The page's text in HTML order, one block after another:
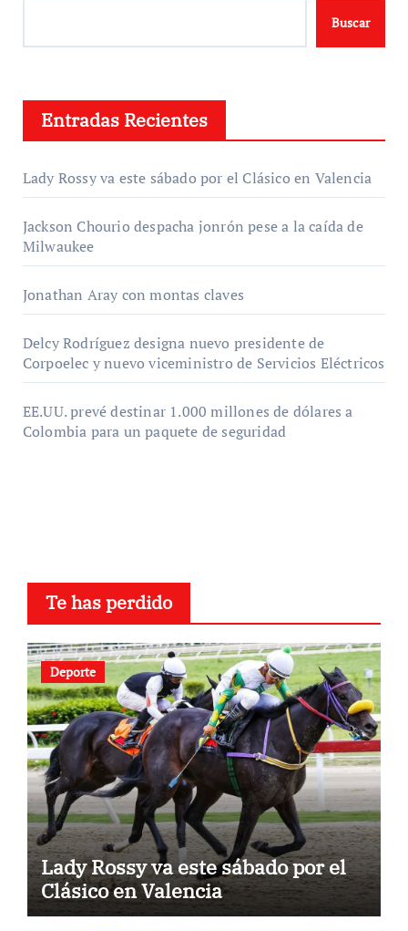
Buscar
Entradas Recientes
Lady Rossy va este sábado por el Clásico en Valencia
Jackson Chourio despacha jonrón pese a la caída de
Milwaukee
Jonathan Aray con montas claves
Delcy Rodríguez designa nuevo presidente de
Corpoelec y nuevo viceministro de Servicios Eléctricos
EE.UU. prevé destinar 1.000 millones de dólares a
Colombia para un paquete de seguridad
Te has perdido
Deporte
Lady Rossy va este sábado por el
Clásico en Valencia